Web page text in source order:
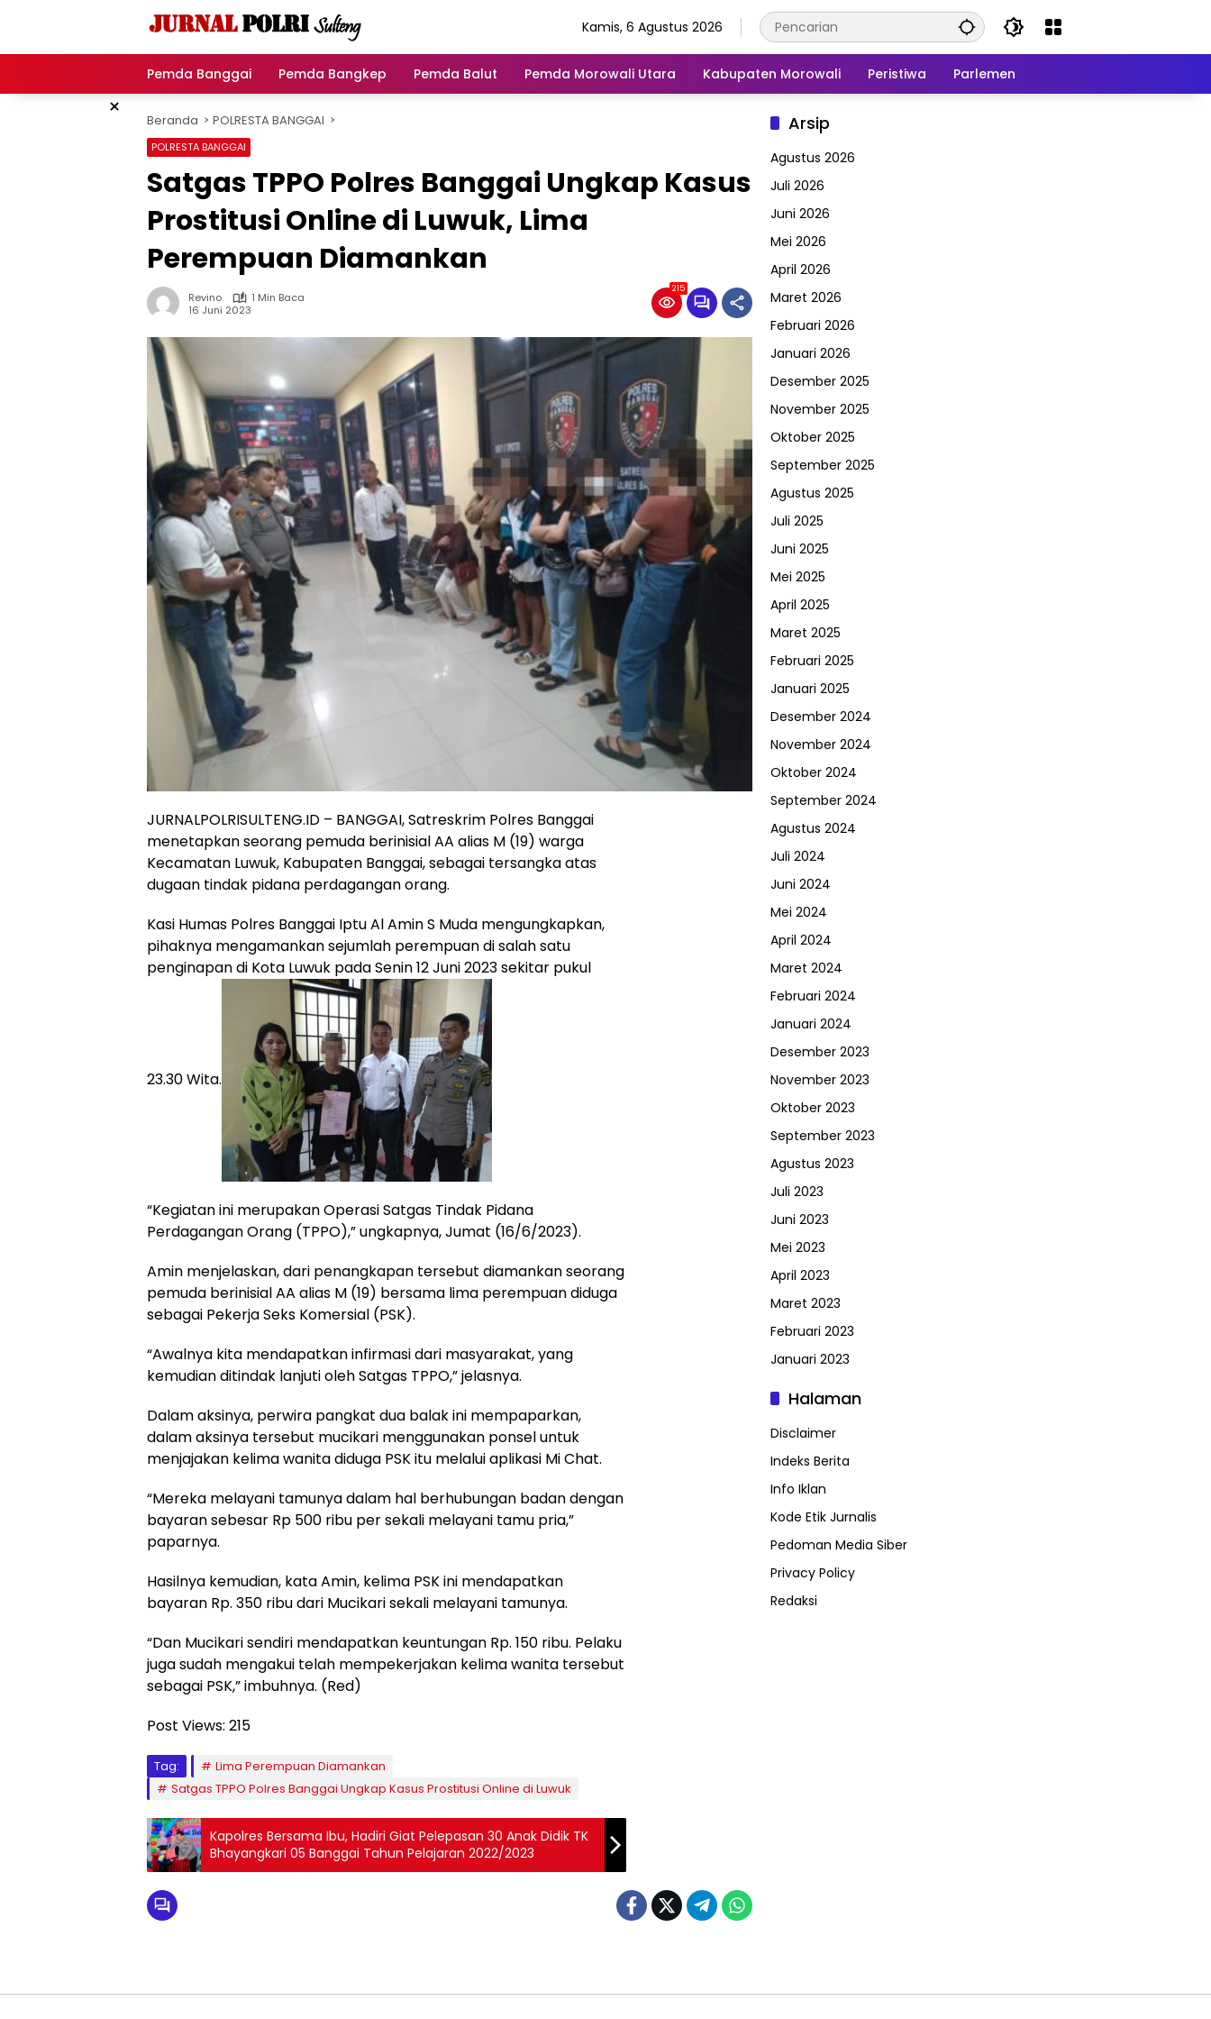
Kamis, 6 Agustus 2026
Pemda Banggai Pemda Bangkep Pemda Balut Pemda Morowali Utara Kabupaten Morowali Peristiwa Parlemen
× Beranda POLRESTA BANGGAI
POLRESTA BANGGAI
Satgas TPPO Polres Banggai Ungkap Kasus
Prostitusi Online di Luwuk, Lima
Perempuan Diamankan
Revino
1 Min Baca
16 Juni 2023
215
JURNALPOLRISULTENG.ID – BANGGAI, Satreskrim Polres Banggai
menetapkan seorang pemuda berinisial AA alias M (19) warga
Kecamatan Luwuk, Kabupaten Banggai, sebagai tersangka atas
dugaan tindak pidana perdagangan orang.
Kasi Humas Polres Banggai Iptu Al Amin S Muda mengungkapkan,
pihaknya mengamankan sejumlah perempuan di salah satu
penginapan di Kota Luwuk pada Senin 12 Juni 2023 sekitar pukul
23.30 Wita.
“Kegiatan ini merupakan Operasi Satgas Tindak Pidana
Perdagangan Orang (TPPO),” ungkapnya, Jumat (16/6/2023).
Amin menjelaskan, dari penangkapan tersebut diamankan seorang
pemuda berinisial AA alias M (19) bersama lima perempuan diduga
sebagai Pekerja Seks Komersial (PSK).
“Awalnya kita mendapatkan infirmasi dari masyarakat, yang
kemudian ditindak lanjuti oleh Satgas TPPO,” jelasnya.
Dalam aksinya, perwira pangkat dua balak ini mempaparkan,
dalam aksinya tersebut mucikari menggunakan ponsel untuk
menjajakan kelima wanita diduga PSK itu melalui aplikasi Mi Chat.
“Mereka melayani tamunya dalam hal berhubungan badan dengan
bayaran sebesar Rp 500 ribu per sekali melayani tamu pria,”
paparnya.
Hasilnya kemudian, kata Amin, kelima PSK ini mendapatkan
bayaran Rp. 350 ribu dari Mucikari sekali melayani tamunya.
“Dan Mucikari sendiri mendapatkan keuntungan Rp. 150 ribu. Pelaku
juga sudah mengakui telah mempekerjakan kelima wanita tersebut
sebagai PSK,” imbuhnya. (Red)
Post Views: 215
Tag:
Lima Perempuan Diamankan
Satgas TPPO Polres Banggai Ungkap Kasus Prostitusi Online di Luwuk
Kapolres Bersama Ibu, Hadiri Giat Pelepasan 30 Anak Didik TK
Bhayangkari 05 Banggai Tahun Pelajaran 2022/2023
Arsip
Agustus 2026
Juli 2026
Juni 2026
Mei 2026
April 2026
Maret 2026
Februari 2026
Januari 2026
Desember 2025
November 2025
Oktober 2025
September 2025
Agustus 2025
Juli 2025
Juni 2025
Mei 2025
April 2025
Maret 2025
Februari 2025
Januari 2025
Desember 2024
November 2024
Oktober 2024
September 2024
Agustus 2024
Juli 2024
Juni 2024
Mei 2024
April 2024
Maret 2024
Februari 2024
Januari 2024
Desember 2023
November 2023
Oktober 2023
September 2023
Agustus 2023
Juli 2023
Juni 2023
Mei 2023
April 2023
Maret 2023
Februari 2023
Januari 2023
Halaman
Disclaimer
Indeks Berita
Info Iklan
Kode Etik Jurnalis
Pedoman Media Siber
Privacy Policy
Redaksi